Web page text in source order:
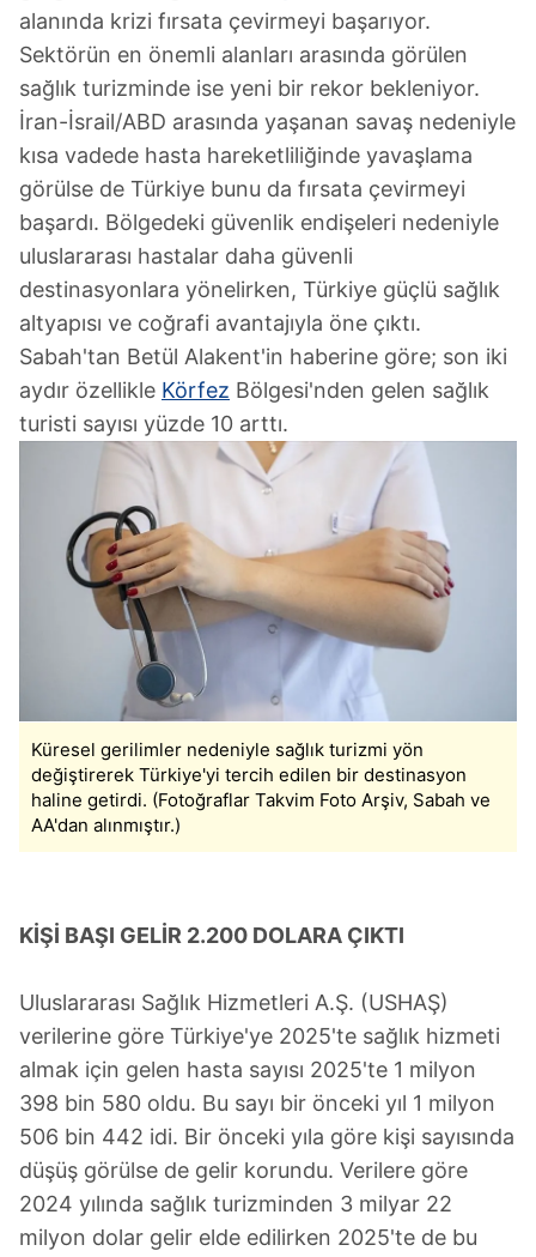
alanında krizi fırsata çevirmeyi başarıyor.
Sektörün en önemli alanları arasında görülen
sağlık turizminde ise yeni bir rekor bekleniyor.
İran-İsrail/ABD arasında yaşanan savaş nedeniyle
kısa vadede hasta hareketliliğinde yavaşlama
görülse de Türkiye bunu da fırsata çevirmeyi
başardı. Bölgedeki güvenlik endişeleri nedeniyle
uluslararası hastalar daha güvenli
destinasyonlara yönelirken, Türkiye güçlü sağlık
altyapısı ve coğrafi avantajıyla öne çıktı.
Sabah'tan Betül Alakent'in haberine göre; son iki
aydır özellikle Körfez Bölgesi'nden gelen sağlık
turisti sayısı yüzde 10 arttı.
Küresel gerilimler nedeniyle sağlık turizmi yön
değiştirerek Türkiye'yi tercih edilen bir destinasyon
haline getirdi. (Fotoğraflar Takvim Foto Arşiv, Sabah ve
AA'dan alınmıştır.)
KİŞİ BAŞI GELİR 2.200 DOLARA ÇIKTI
Uluslararası Sağlık Hizmetleri A.Ş. (USHAŞ)
verilerine göre Türkiye'ye 2025'te sağlık hizmeti
almak için gelen hasta sayısı 2025'te 1 milyon
398 bin 580 oldu. Bu sayı bir önceki yıl 1 milyon
506 bin 442 idi. Bir önceki yıla göre kişi sayısında
düşüş görülse de gelir korundu. Verilere göre
2024 yılında sağlık turizminden 3 milyar 22
milyon dolar gelir elde edilirken 2025'te de bu